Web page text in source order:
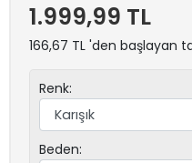
1.999,99 TL
166,67 TL 'den başlayan
Renk:
Beden: